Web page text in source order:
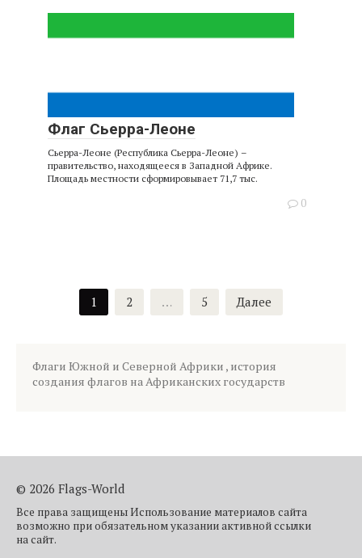
Флаг Сьерра-Леоне
Сьерра-Леоне (Республика Сьерра-Леоне) –
правительство, находящееся в Западной Африке.
Площадь местности сформировывает 71,7 тыс.
0
Пагинация
1 2 … 5 Далее
Флаги Южной и Северной Африки , история
создания флагов на Африканских государств
© 2026 Flags-World
Все права защищены Использование материалов сайта
возможно при обязательном указании активной ссылки
на сайт.